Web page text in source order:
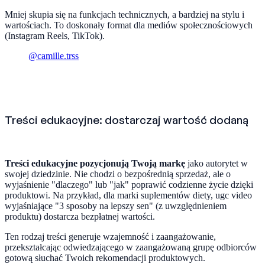
Mniej skupia się na funkcjach technicznych, a bardziej na stylu i
wartościach. To doskonały format dla mediów społecznościowych
(Instagram Reels, TikTok).
@camille.trss
Treści edukacyjne: dostarczaj wartość dodaną
Treści edukacyjne pozycjonują Twoją markę jako autorytet w
swojej dziedzinie. Nie chodzi o bezpośrednią sprzedaż, ale o
wyjaśnienie "dlaczego" lub "jak" poprawić codzienne życie dzięki
produktowi. Na przykład, dla marki suplementów diety, ugc video
wyjaśniające "3 sposoby na lepszy sen" (z uwzględnieniem
produktu) dostarcza bezpłatnej wartości.
Ten rodzaj treści generuje wzajemność i zaangażowanie,
przekształcając odwiedzającego w zaangażowaną grupę odbiorców
gotową słuchać Twoich rekomendacji produktowych.